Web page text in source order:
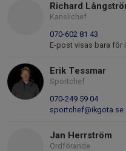
Richard
Kanslichef
070-602 81 43
E-post visas bara för
Erik Tessmar
Sportchef
070-249 59 04
sportchef@ikgota.se
Jan Herrström
Ordförande